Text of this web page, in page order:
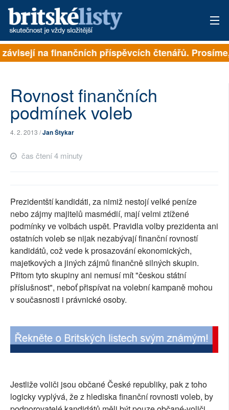
PŘIHLÁSIT
ARCHIV
ROZHOVORY
PŘÍSPĚVKY NA PROVOZ
SOCIÁLNÍ SÍTĚ
RUBRIKY
PLNÁ VERZE STRÁNEK
na finančních příspěvcích čtenářů.
Rovnost finančních
podmínek voleb
4. 2. 2013 /Jan Štykar
čas čtení 4 minuty
Prezidentští kandidáti, za nimiž nestojí velké peníze
nebo zájmy majitelů masmédií, mají velmi ztížené
podmínky ve volbách uspět. Pravidla volby prezidenta ani
ostatních voleb se nijak nezabývají finanční rovností
kandidátů, což vede k prosazování ekonomických,
majetkových a jiných zájmů finančně silných skupin.
Přitom tyto skupiny ani nemusí mít "českou státní
příslušnost", neboť přispívat na volební kampaně mohou
v současnosti i právnické osoby.
Jestliže voliči jsou občané České republiky, pak z toho
logicky vyplývá, že z hlediska finanční rovnosti voleb, by